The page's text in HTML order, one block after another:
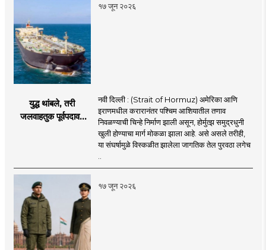
१७ जून २०२६
युद्ध थांबले, तरी
जलवाहतुक पूर्वपदावर
चिंता.
नवी दिल्ली : (Strait of Hormuz) अमेरिका आणि
इराणमधील करारानंतर पश्चिम आशियातील तणाव
निवळण्याची चिन्हे निर्माण झाली असून, होर्मुत्झ समुद्रधुनी
खुली होण्याचा मार्ग मोकळा झाला आहे. असे असले तरीही,
या संघर्षामुळे विस्कळीत झालेला जागतिक तेल पुरवठा लगेच
१७ जून २०२६